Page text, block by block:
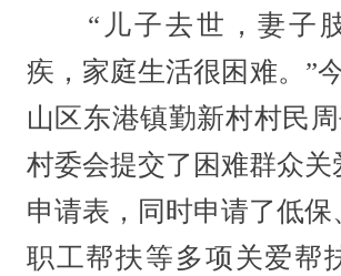
“儿子去世，妻子
疾，家庭生活很困难。”
山区东港镇勤新村村民
村委会提交了困难群众关
申请表，同时申请了低保
职工帮扶等多项关爱帮